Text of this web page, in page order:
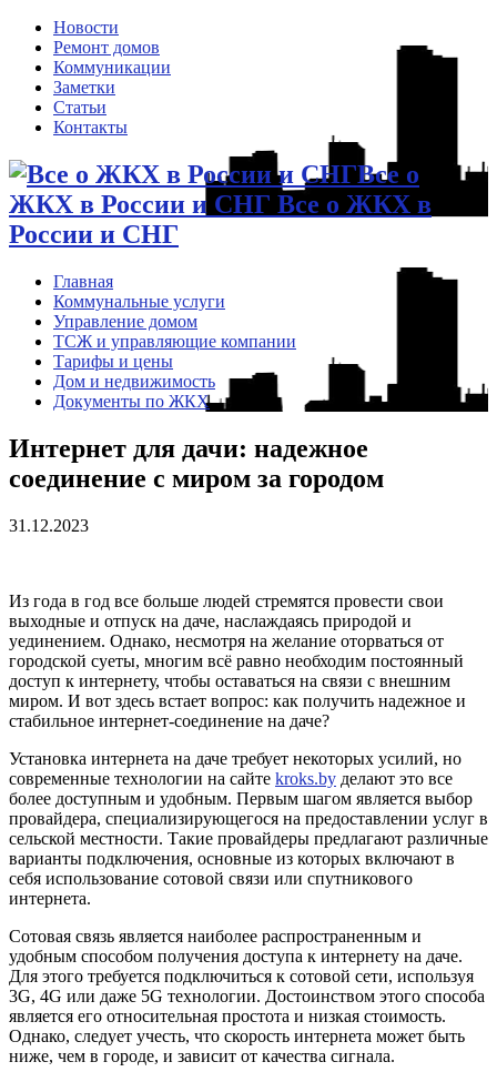
Новости
Ремонт домов
Коммуникации
Заметки
Статьи
Контакты
Все о
ЖКХ в России и СНГ Все о ЖКХ в
России и СНГ
Главная
Коммунальные услуги
Управление домом
ТСЖ и управляющие компании
Тарифы и цены
Дом и недвижимость
Документы по ЖКХ
Интернет для дачи: надежное
соединение с миром за городом
31.12.2023
Из года в год все больше людей стремятся провести свои
выходные и отпуск на даче, наслаждаясь природой и
уединением. Однако, несмотря на желание оторваться от
городской суеты, многим всё равно необходим постоянный
доступ к интернету, чтобы оставаться на связи с внешним
миром. И вот здесь встает вопрос: как получить надежное и
стабильное интернет-соединение на даче?
Установка интернета на даче требует некоторых усилий, но
современные технологии на сайте kroks.by делают это все
более доступным и удобным. Первым шагом является выбор
провайдера, специализирующегося на предоставлении услуг в
сельской местности. Такие провайдеры предлагают различные
варианты подключения, основные из которых включают в
себя использование сотовой связи или спутникового
интернета.
Сотовая связь является наиболее распространенным и
удобным способом получения доступа к интернету на даче.
Для этого требуется подключиться к сотовой сети, используя
3G, 4G или даже 5G технологии. Достоинством этого способа
является его относительная простота и низкая стоимость.
Однако, следует учесть, что скорость интернета может быть
ниже, чем в городе, и зависит от качества сигнала.